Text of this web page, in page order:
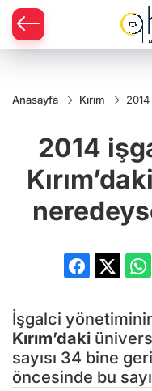
Anasayfa Kırım
2014
yarıya
düştü
2014
İşgalci
Kırım’daki
sayısı 34 bine
öncesinde bu